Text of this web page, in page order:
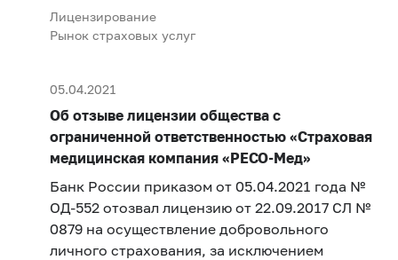
Лицензирование
Рынок страховых услуг
05.04.2021
Об отзыве лицензии общества с
ограниченной ответственностью «Страховая
медицинская компания «РЕСО-Мед»
Банк России приказом от 05.04.2021 года №
ОД-552 отозвал лицензию от 22.09.2017 СЛ №
0879 на осуществление добровольного
личного страхования, за исключением